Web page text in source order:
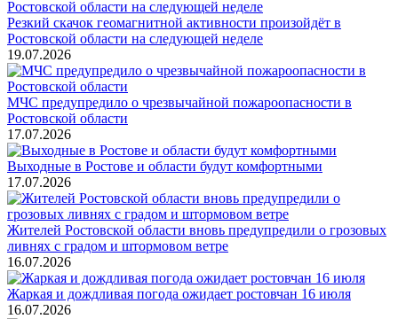
Резкий скачок геомагнитной активности произойдёт в
Ростовской области на следующей неделе
19.07.2026
МЧС предупредило о чрезвычайной пожароопасности в
Ростовской области
17.07.2026
Выходные в Ростове и области будут комфортными
17.07.2026
Жителей Ростовской области вновь предупредили о грозовых
ливнях с градом и штормовом ветре
16.07.2026
Жаркая и дождливая погода ожидает ростовчан 16 июля
16.07.2026